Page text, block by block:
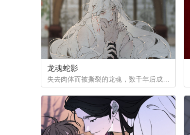
龙魂蛇影